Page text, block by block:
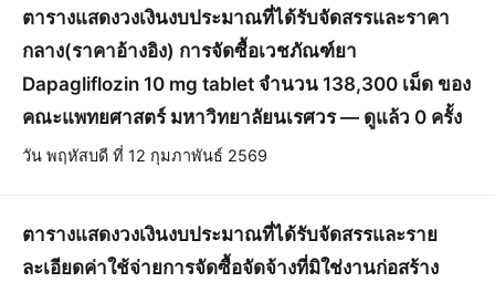
ตารางแสดงวงเงินงบประมาณที่ได้รับจัดสรรและราคา
กลาง(ราคาอ้างอิง) การจัดซื้อเวชภัณฑ์ยา
Dapagliflozin 10 mg tablet จำนวน 138,300 เม็ด ของ
คณะแพทยศาสตร์ มหาวิทยาลัยนเรศวร — ดูแล้ว 0 ครั้ง
วัน พฤหัสบดี ที่ 12 กุมภาพันธ์ 2569
ตารางแสดงวงเงินงบประมาณที่ได้รับจัดสรรและราย
ละเอียดค่าใช้จ่ายการจัดซื้อจัดจ้างที่มิใช่งานก่อสร้าง